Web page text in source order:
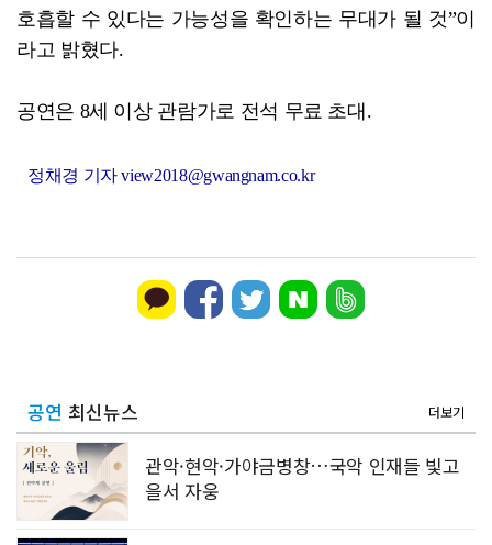
호흡할 수 있다는 가능성을 확인하는 무대가 될 것”이
라고 밝혔다.
공연은 8세 이상 관람가로 전석 무료 초대.
정채경 기자 view2018@gwangnam.co.kr
공연 최신뉴스 더보기
관악·현악·가야금병창…국악 인재들 빛고
을서 자웅